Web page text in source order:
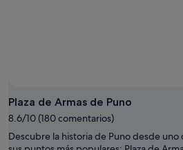
Plaza de Armas de Puno
8.6/10 (180 comentarios)
Descubre la historia de Puno desde uno